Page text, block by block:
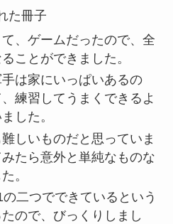
た冊子
、ゲームだったので、全
ことができました。
は家にいっぱいあるの
練習してうまくできるよ
した。
しいものだと思っていま
たら意外と単純なものな
。
二つでできているという
ので、びっくりしまし